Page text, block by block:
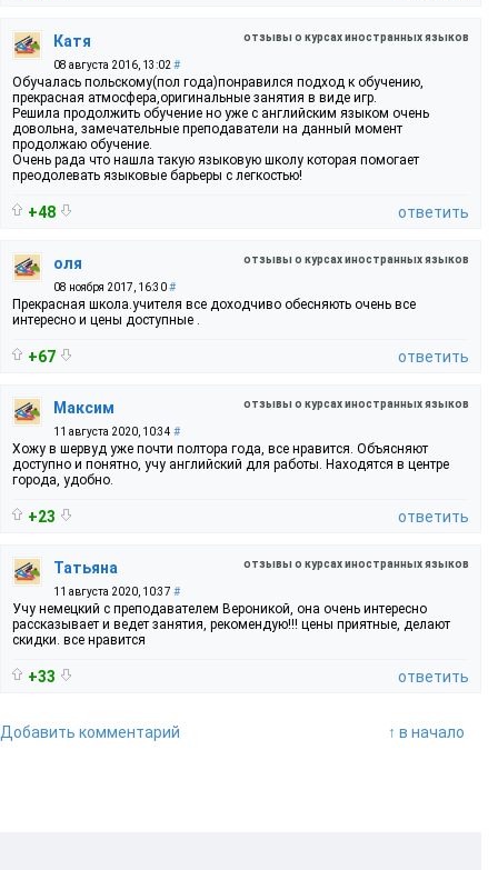
отзывы о курсах иностранных языков
Катя
08 августа 2016, 13:02 #
Обучалась польскому(пол года)понравился подход к обучению,
прекрасная атмосфера,оригинальные занятия в виде игр.
Решила продолжить обучение но уже с английским языком очень
довольна, замечательные преподаватели на данный момент
продолжаю обучение.
Очень рада что нашла такую языковую школу которая помогает
преодолевать языковые барьеры с легкостью!
+48 ответить
отзывы о курсах иностранных языков
оля
08 ноября 2017, 16:30#
Прекрасная школа.учителя все доходчиво обесняють очень все
интересно и цены доступные .
+67 ответить
отзывы о курсах иностранных языков
Максим
11 августа 2020, 10:34 #
Хожу в шервуд уже почти полтора года, все нравится. Объясняют
доступно и понятно, учу английский для работы. Находятся в центре
города, удобно.
+23 ответить
отзывы о курсах иностранных языков
Татьяна
11 августа 2020, 10:37 #
Учу немецкий с преподавателем Вероникой, она очень интересно
рассказывает и ведет занятия, рекомендую!!! цены приятные, делают
скидки. все нравится
+33 ответить
Добавить комментарий ↑ в начало